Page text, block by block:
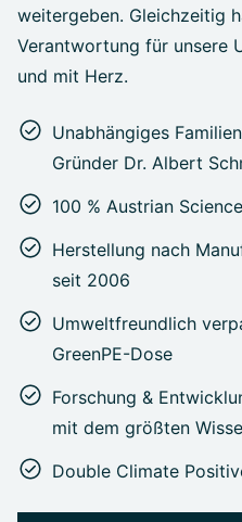
weitergeben. Gleichzeitig
Verantwortung für unsere
und mit Herz.
Unabhängiges
Gründer Dr. Albert
100 % Austrian
Herstellung nach
seit 2006
Umweltfreundlich
GreenPE-Dose
Forschung &
mit dem größten
Double Climate